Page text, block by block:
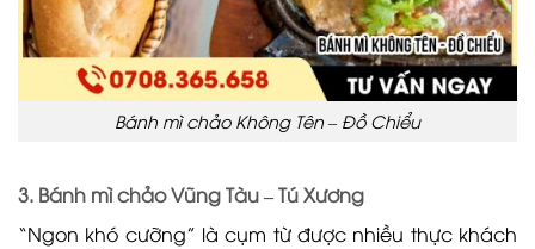
Bánh mì chảo Không Tên – Đồ Chiểu
3. Bánh mì chảo Vũng Tàu – Tú Xương
“Ngon khó cưỡng” là cụm từ được nhiều thực khách